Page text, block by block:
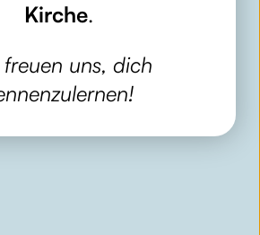
Kirche.
uns, dich